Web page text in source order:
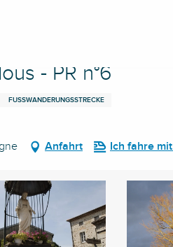
n°6
- PR n°6
FUSSWANDERUNGSSTRECKE
Anfahrt Ich fahre